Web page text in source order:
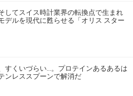
してスイス時計業界の転換点で生まれ
デルを現代に甦らせる「オリス スター
すくいづらい…。プロテインあるあるは
ンレススプーンで解消だ